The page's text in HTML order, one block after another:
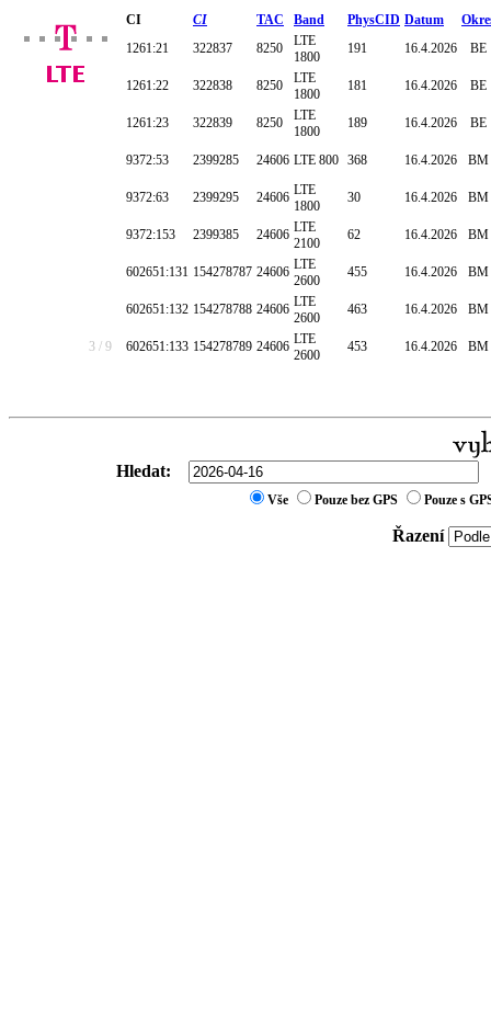
CI CI TAC Band PhysCID Datum
1261:21
322837 8250
LTE
1800
191 16.4.2026 BE
1261:22 322838 8250
LTE
1800
181 16.4.2026 BE
1261:23 322839 8250
LTE
1800
189 16.4.2026 BE
9372:53 2399285 24606 LTE 800 368 16.4.2026 BM
9372:63 2399295 24606 LTE
1800
30 16.4.2026 BM
9372:153 2399385 24606 LTE
2100
62 16.4.2026 BM
602651:131 154278787 24606 LTE
2600
455 16.4.2026 BM
602651:132 154278788 24606 LTE
2600
463 16.4.2026 BM
3 / 9 602651:133 154278789 24606 LTE
2600
453 16.4.2026 BM
Hledat:
Vše Pouze bez GPS Pouze s
Řazení